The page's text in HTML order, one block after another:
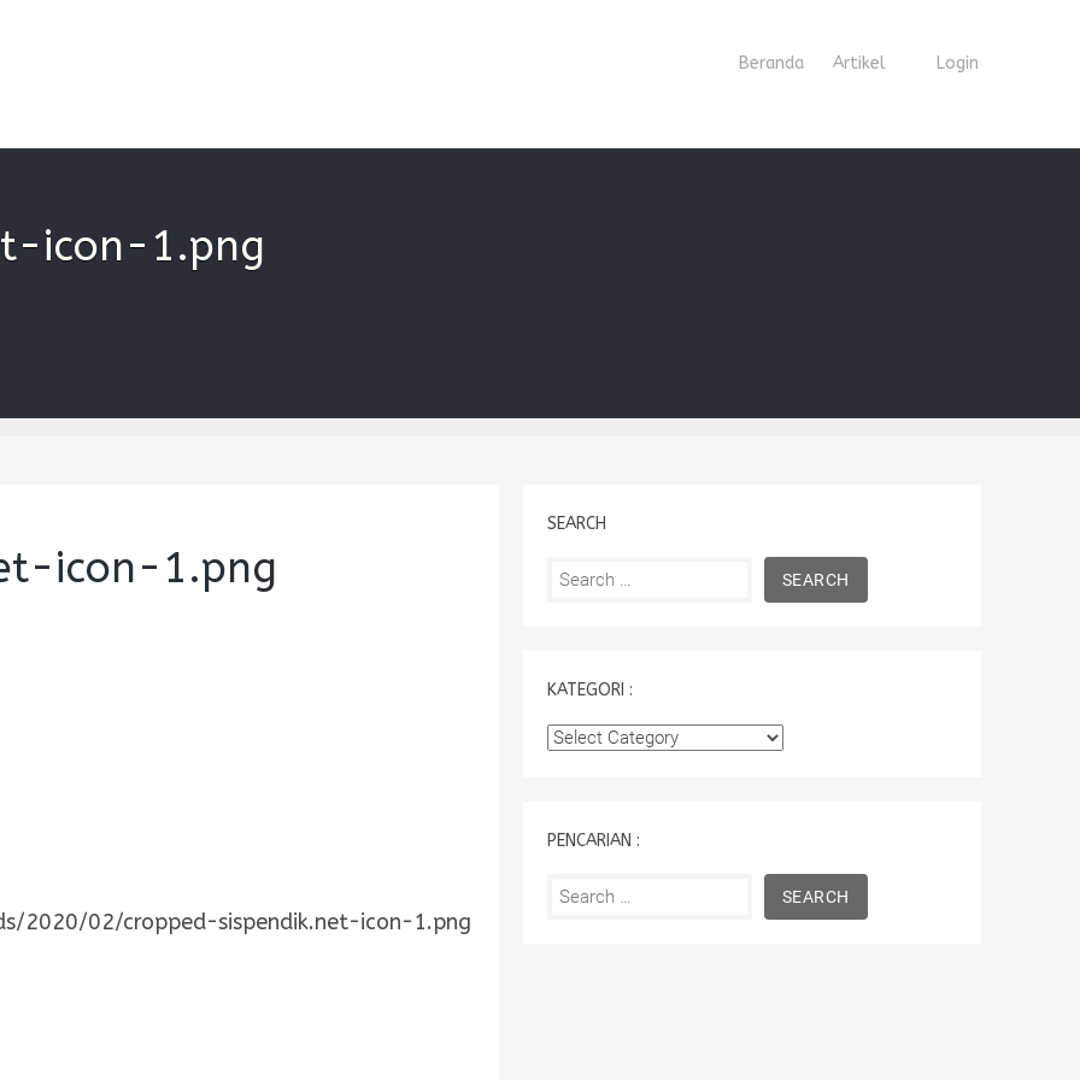
Beranda Artikel Login
icon-1.png
icon-1.png
2020/02/cropped-sispendik.net-icon-1.png
SEARCH
Search
KATEGORI :
Kategori
PENCARIAN :
Search